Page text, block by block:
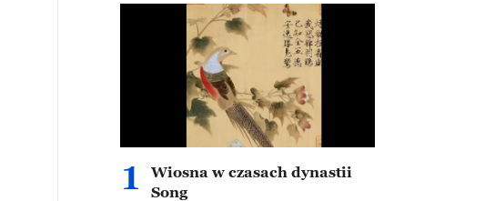
1
Wiosna w czasach dynastii
Song